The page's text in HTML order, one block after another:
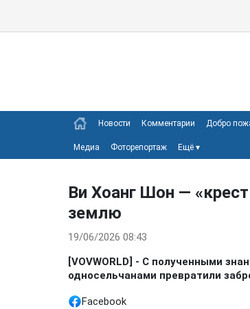
Новости Комментарии Добро
Медиа Фоторепортаж Ещё ▾
Ви Хоанг Шон —
землю
19/06/2026 08:43
[VOVWORLD] - С полученными
односельчанами превратили
Facebook